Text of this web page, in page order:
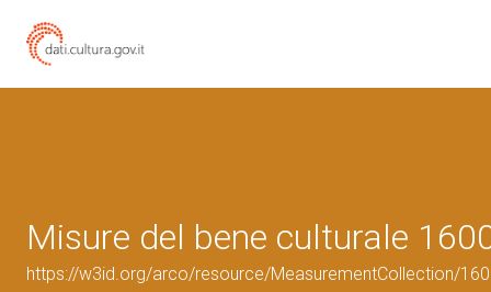
Misure del bene culturale
https://w3id.org/arco/resource/MeasurementCollection/